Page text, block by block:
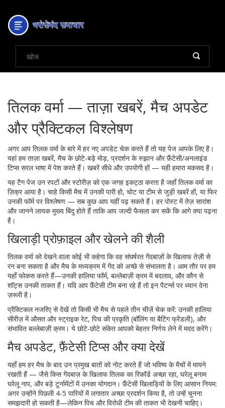
तिलक वर्मा — ताज़ा खबरें, मैच अपडेट
और प्रैक्टिकल विश्लेषण
अगर आप तिलक वर्मा के बारे में हर नए अपडेट चेक करते हैं तो यह पेज आपके लिए है।
यहां हम ताज़ा खबरें, मैच के छोटे-बड़े मोड़, प्रदर्शन के रुझान और फ़ैंटेसी/अनलाइंड
टिप्स सरल भाषा में पेश करते हैं। खबरें सीधे और उपयोगी हों — यही हमारा मकसद है।
यह टैग पेज उन रपटों और स्टोरीज़ को एक जगह इकट्ठा करता है जहाँ तिलक वर्मा का
ज़िक्र आया है। चाहे किसी मैच में उनकी पारी हो, चोट या टीम से जुड़ी खबरें हों, या फिर
उनकी फॉर्म पर विश्लेषण — सब कुछ आप यहीं पढ़ सकते हैं। हर पोस्ट में तेज़ सारांश
और जानने लायक मुख्य बिंदु होते हैं ताकि आप जल्दी फैसला कर सकें कि आगे क्या पढ़ना
है।
खिलाड़ी प्रोफ़ाइल और खेलने की शैली
तिलक वर्मा को देखने वाला कोई भी कहेगा कि वह संघर्षरत गेंदबाज़ों के खिलाफ तेज़ी से
रन बना सकता है और मैच के मध्यक्रम में गेंद को अच्छे से संभालता है। आम तौर पर हम
यहाँ फोकस करते हैं—उनकी हालिया फॉर्म, बल्लेबाज़ी क्रम में बदलाव, और कौन से
शॉट्स उनकी ताकत हैं। यदि आप फ़ैंटेसी टीम बना रहे हैं तो इन पैटर्न्स पर ध्यान देना
ज़रूरी है।
प्रैक्टिकल नजरिए से देखें तो किसी भी मैच से पहले तीन चीज़ें चेक करें: उनकी हालिया
सीरीज़ में औसत और स्ट्राइक रेट, पिच की प्रकृति (बॉलिंग या बैटिंग फ्रेंडली), और
संभावित बल्लेबाज़ी क्रम। ये छोटे-छोटे संकेत आपको बेहतर निर्णय लेने में मदद करेंगे।
मैच अपडेट, फ़ैंटेसी टिप्स और क्या देखें
यहाँ हम हर मैच के बाद उन प्रमुख बातों को नोट करते हैं जो भविष्य के मैचों में मायने
रखती हैं — जैसे किस गेंदबाज़ के खिलाफ तिलक का रिकॉर्ड अच्छा रहा, घरेलू बनाम
घरेलू नाप, और बड़े टूर्नामेंटों में उनका योगदान। फ़ैंटेसी खिलाड़ियों के लिए आसान नियम:
अगर उन्होंने पिछली 4-5 पारियों में लगातार अच्छा प्रदर्शन किया है, तो उन्हें चुनना
समझदारी हो सकती है—लेकिन पिच और विरोधी टीम की ताकत भी देखनी चाहिए।